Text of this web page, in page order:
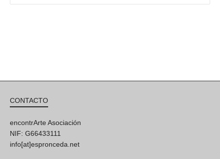
CONTACTO
encontrArte Asociación
NIF: G66433111
info[at]espronceda.net